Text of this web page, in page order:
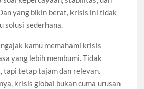
yang bikin berat, krisis ini tidak
solusi sederhana.
kamu memahami krisis
yang lebih membumi. Tidak
tapi tetap tajam dan relevan.
krisis global bukan cuma urusan